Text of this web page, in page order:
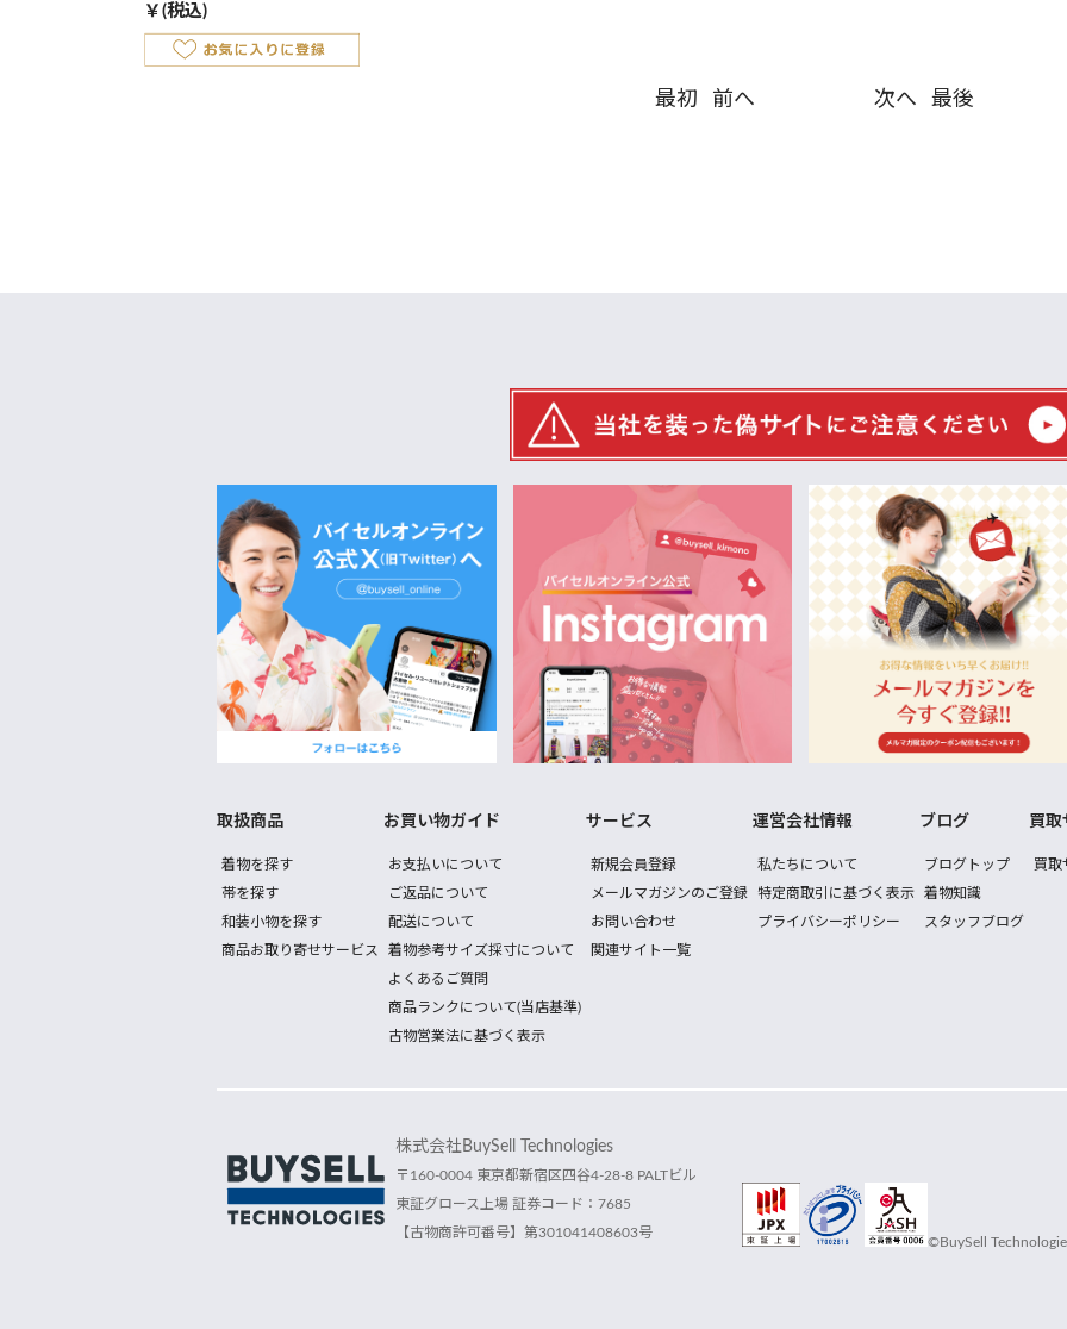
￥ (税込)
最初 前へ 次へ 最後
取扱商品
着物を探す
帯を探す
和装小物を探す
商品お取り寄せサービス
お買い物ガイド
お支払いについて
ご返品について
配送について
着物参考サイズ採寸について
よくあるご質問
商品ランクについて(当店基準)
古物営業法に基づく表示
サービス
新規会員登録
メールマガジンのご登録
お問い合わせ
関連サイト一覧
運営会社情報
私たちについて
特定商取引に基づく表示
プライバシーポリシー
ブログ
ブログトップ
着物知識
スタッフブログ
買取
買取
株式会社BuySell Technologies
〒160-0004 東京都新宿区四谷4-28-8 PALTビル
東証グロース上場 証券コード：7685
【古物商許可番号】第301041408603号
©BuySell